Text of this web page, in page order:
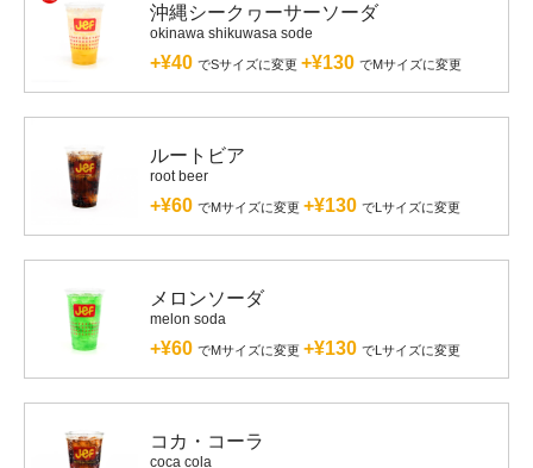
沖縄シークヮーサーソーダ
okinawa shikuwasa sode
+¥40 でSサイズに変更 +¥130 でMサイズに変更
ルートビア
root beer
+¥60 でMサイズに変更 +¥130 でLサイズに変更
メロンソーダ
melon soda
+¥60 でMサイズに変更 +¥130 でLサイズに変更
コカ・コーラ
coca cola